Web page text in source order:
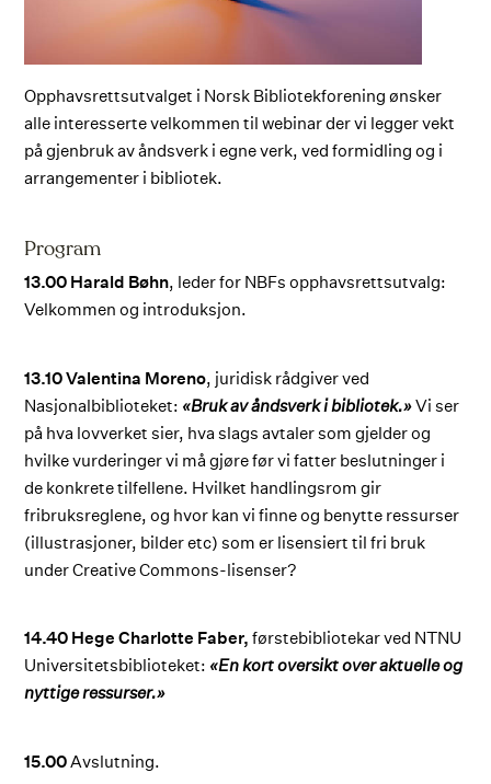
Opphavsrettsutvalget i Norsk Bibliotekforening ønsker
alle interesserte velkommen til webinar der vi legger vekt
på gjenbruk av åndsverk i egne verk, ved formidling og i
arrangementer i bibliotek.
Program
13.00 Harald Bøhn, leder for NBFs opphavsrettsutvalg:
Velkommen og introduksjon.
13.10 Valentina Moreno, juridisk rådgiver ved
Nasjonalbiblioteket: «Bruk av åndsverk i bibliotek.»Vi ser
på hva lovverket sier, hva slags avtaler som gjelder og
hvilke vurderinger vi må gjøre før vi fatter beslutninger i
de konkrete tilfellene. Hvilket handlingsrom gir
fribruksreglene, og hvor kan vi finne og benytte ressurser
(illustrasjoner, bilder etc) som er lisensiert til fri bruk
under Creative Commons-lisenser?
14.40 Hege Charlotte Faber, førstebibliotekar ved NTNU
Universitetsbiblioteket: «En kort oversikt over aktuelle og
nyttige ressurser.»
15.00Avslutning.